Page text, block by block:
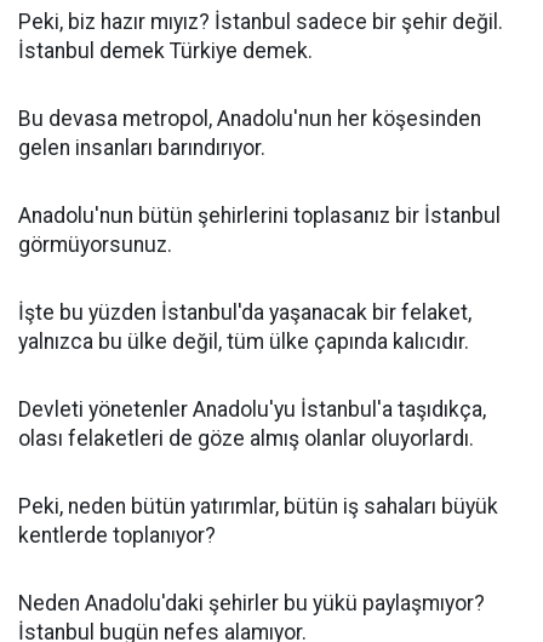
Peki, biz hazır mıyız? İstanbul sadece bir şehir değil.
İstanbul demek Türkiye demek.
Bu devasa metropol, Anadolu'nun her köşesinden
gelen insanları barındırıyor.
Anadolu'nun bütün şehirlerini toplasanız bir İstanbul
görmüyorsunuz.
İşte bu yüzden İstanbul'da yaşanacak bir felaket,
yalnızca bu ülke değil, tüm ülke çapında kalıcıdır.
Devleti yönetenler Anadolu'yu İstanbul'a taşıdıkça,
olası felaketleri de göze almış olanlar oluyorlardı.
Peki, neden bütün yatırımlar, bütün iş sahaları büyük
kentlerde toplanıyor?
Neden Anadolu'daki şehirler bu yükü paylaşmıyor?
İstanbul bugün nefes alamıyor.